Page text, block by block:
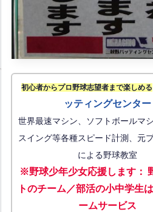
初心者からプロ野球志望者まで楽しめる
ッティングセンター
世界最速マシン、ソフトボールマシ
スイング等各種スピード計測、元
による野球教室
※野球少年少女応援します：
トのチーム／部活の小中学生
ームサービス